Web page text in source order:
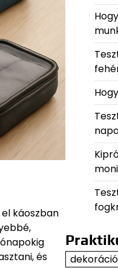
káoszban
és
dekoráció